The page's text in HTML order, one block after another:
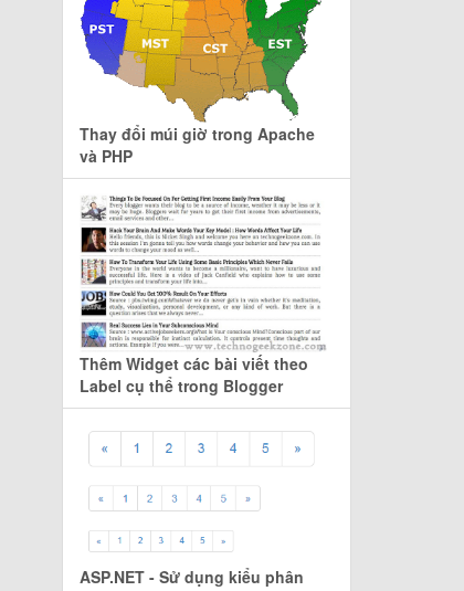
Thay đổi múi giờ trong Apache
và PHP
Thêm Widget các bài viết theo
Label cụ thể trong Blogger
ASP.NET - Sử dụng kiểu phân